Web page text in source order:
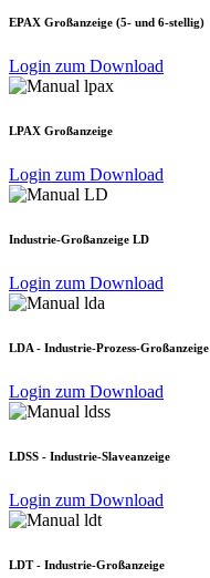
EPAX Großanzeige (5- und 6-stellig)
Login zum Download
LPAX Großanzeige
Login zum Download
Industrie-Großanzeige LD
Login zum Download
LDA - Industrie-Prozess-Großanzeige
Login zum Download
LDSS - Industrie-Slaveanzeige
Login zum Download
LDT - Industrie-Großanzeige